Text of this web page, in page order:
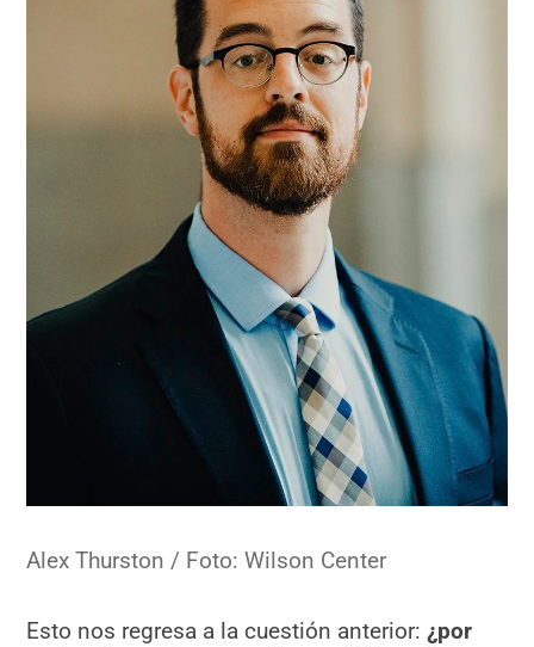
Alex Thurston / Foto: Wilson Center
Esto nos regresa a la cuestión anterior:¿por